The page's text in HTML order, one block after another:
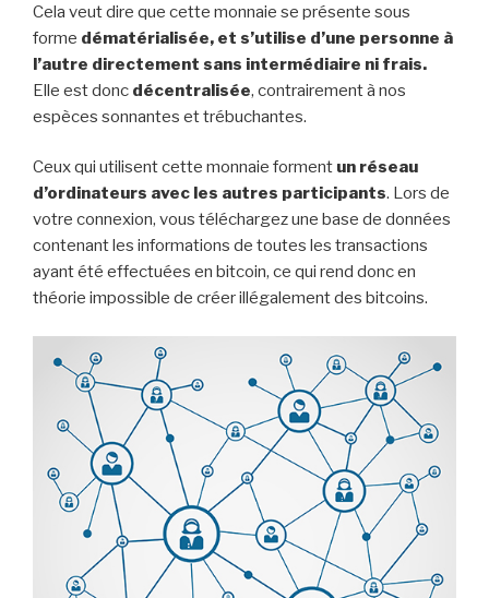
Cela veut dire que cette monnaie se présente sous
forme dématérialisée, et s’utilise d’une personne à
l’autre directement sans intermédiaire ni frais.
Elle est donc décentralisée, contrairement à nos
espèces sonnantes et trébuchantes.
Ceux qui utilisent cette monnaie forment un réseau
d’ordinateurs avec les autres participants. Lors de
votre connexion, vous téléchargez une base de données
contenant les informations de toutes les transactions
ayant été effectuées en bitcoin, ce qui rend donc en
théorie impossible de créer illégalement des bitcoins.